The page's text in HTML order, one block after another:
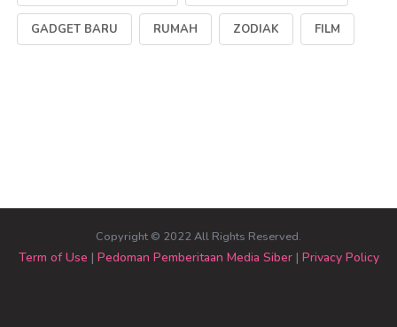
GADGET BARU RUMAH ZODIAK FILM
Copyright © 2022 All Rights Reserved.
Term of Use | Pedoman Pemberitaan Media Siber| Privacy Policy